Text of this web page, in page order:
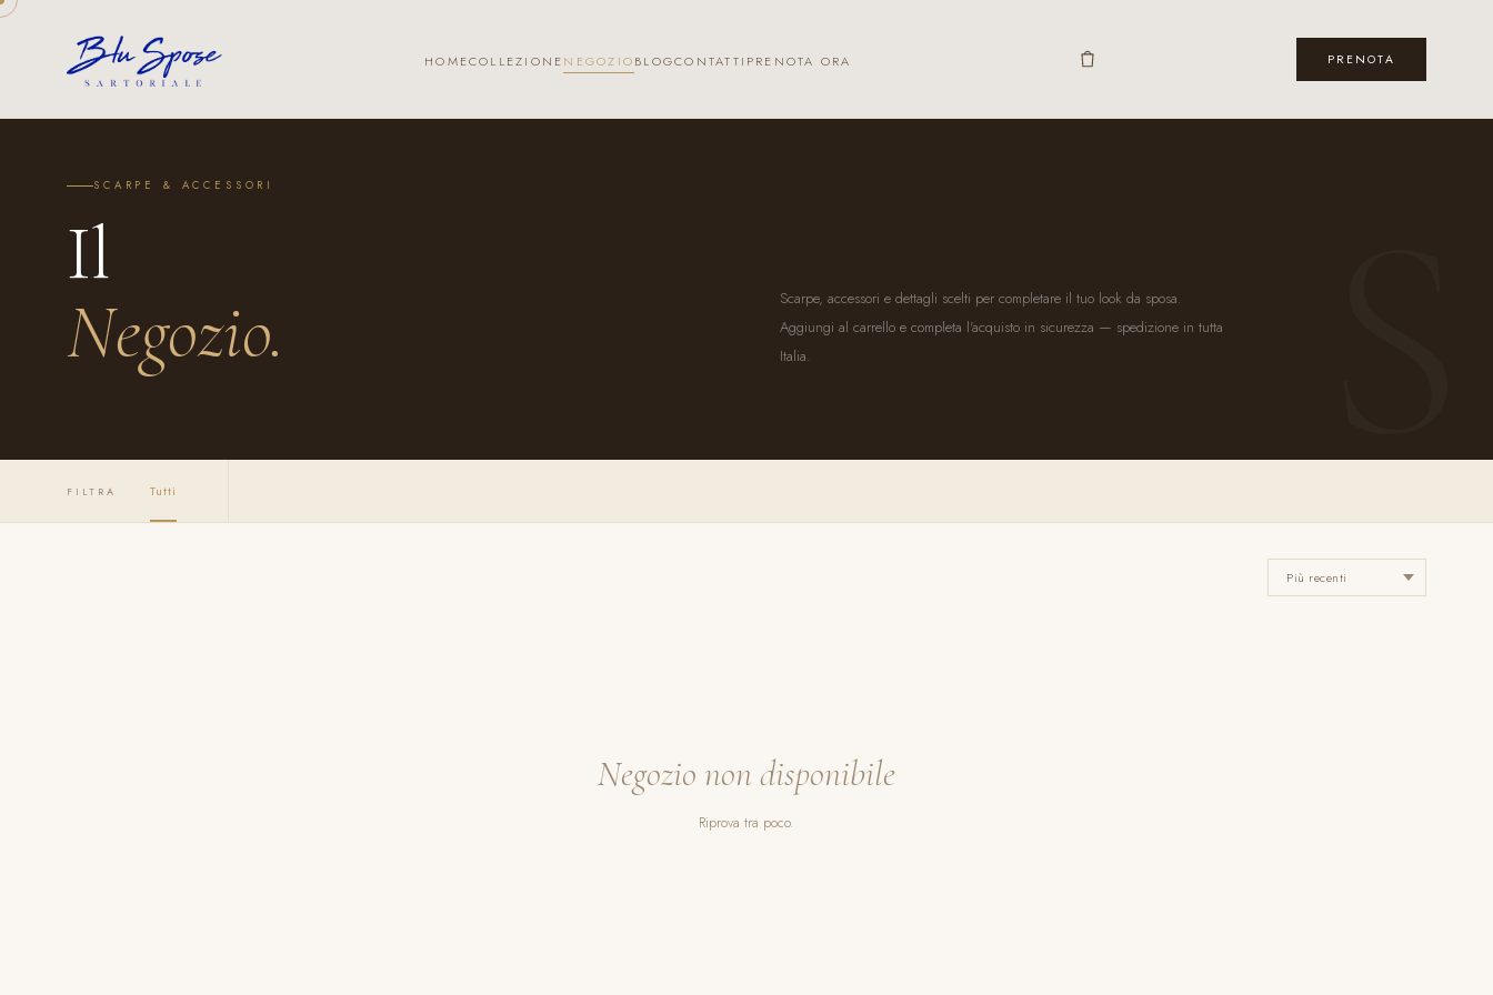
HOMECOLLEZIONENEGOZIOBLOGCONTATTI PRENOTA ORA PRENOTA
SCARPE & ACCESSORI
Il
Negozio.
Scarpe, accessori e dettagli scelti per completare il tuo look da sposa.
Aggiungi al carrello e completa l'acquisto in sicurezza — spedizione in tutta
Italia.
FILTRA Tutti
Negozio non disponibile
Riprova tra poco.